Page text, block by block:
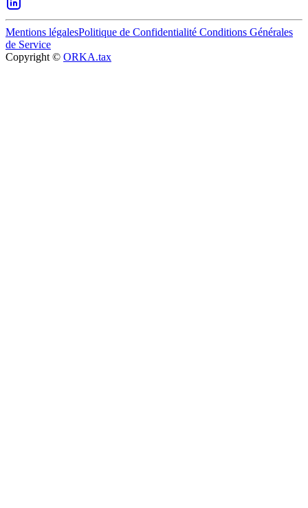
Mentions légalesPolitique de Confidentialité Conditions Générales
de Service
Copyright © ORKA.tax